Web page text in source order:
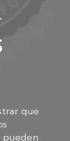
que
pueden